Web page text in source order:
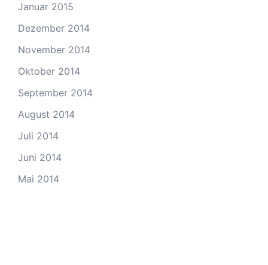
Januar 2015
Dezember 2014
November 2014
Oktober 2014
September 2014
August 2014
Juli 2014
Juni 2014
Mai 2014